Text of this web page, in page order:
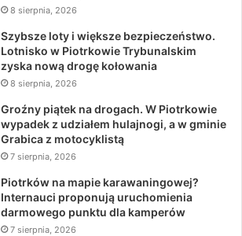
8 sierpnia, 2026
Szybsze loty i większe bezpieczeństwo.
Lotnisko w Piotrkowie Trybunalskim
zyska nową drogę kołowania
8 sierpnia, 2026
Groźny piątek na drogach. W Piotrkowie
wypadek z udziałem hulajnogi, a w gminie
Grabica z motocyklistą
7 sierpnia, 2026
Piotrków na mapie karawaningowej?
Internauci proponują uruchomienia
darmowego punktu dla kamperów
7 sierpnia, 2026